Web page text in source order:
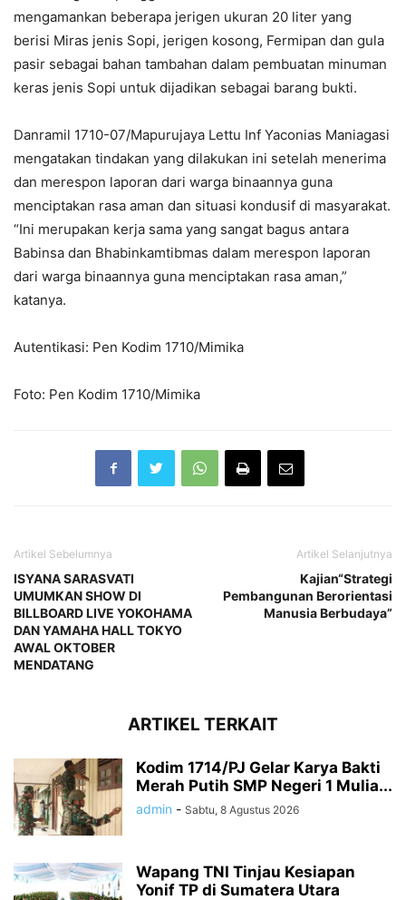
mengamankan beberapa jerigen ukuran 20 liter yang
berisi Miras jenis Sopi, jerigen kosong, Fermipan dan gula
pasir sebagai bahan tambahan dalam pembuatan minuman
keras jenis Sopi untuk dijadikan sebagai barang bukti.
Danramil 1710-07/Mapurujaya Lettu Inf Yaconias Maniagasi
mengatakan tindakan yang dilakukan ini setelah menerima
dan merespon laporan dari warga binaannya guna
menciptakan rasa aman dan situasi kondusif di masyarakat.
“Ini merupakan kerja sama yang sangat bagus antara
Babinsa dan Bhabinkamtibmas dalam merespon laporan
dari warga binaannya guna menciptakan rasa aman,”
katanya.
Autentikasi: Pen Kodim 1710/Mimika
Foto: Pen Kodim 1710/Mimika
Artikel Sebelumnya
ISYANA SARASVATI
UMUMKAN SHOW DI
BILLBOARD LIVE YOKOHAMA
DAN YAMAHA HALL TOKYO
AWAL OKTOBER
MENDATANG
Artikel Selanjutnya
Kajian“Strategi
Pembangunan Berorientasi
Manusia Berbudaya”
ARTIKEL TERKAIT
Kodim 1714/PJ Gelar Karya Bakti
Merah Putih SMP Negeri 1 Mulia...
admin - Sabtu, 8 Agustus 2026
Wapang TNI Tinjau Kesiapan
Yonif TP di Sumatera Utara